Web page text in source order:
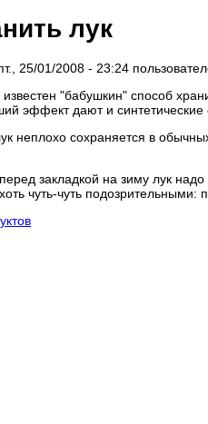
лук
25/01/2008 - 23:24
"бабушкин" способ
эффект дают и синтетические
неплохо сохраняется в
закладкой на зиму лук
чуть-чуть